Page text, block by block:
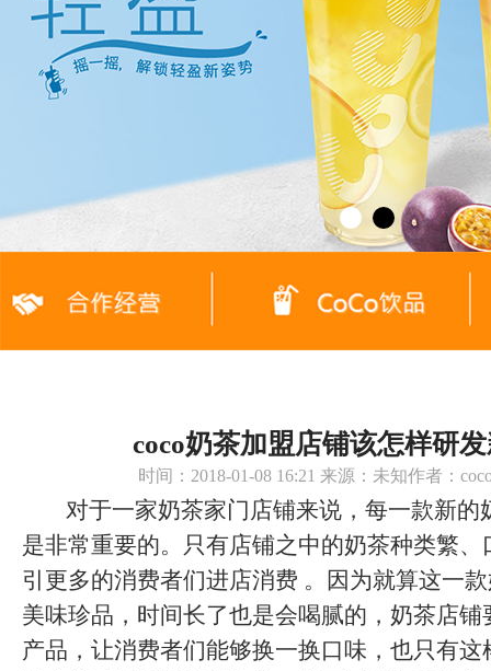
coco奶茶加盟店铺该怎样研
时间：2018-01-08 16:21 来源：未知作者：
对于一家奶茶家门店铺来说，每一款新的
是非常重要的。只有店铺之中的奶茶种类繁
引更多的消费者们进店消费 。因为就算这一
美味珍品，时间长了也是会喝腻的，奶茶店
产品，让消费者们能够换一换口味，也只有